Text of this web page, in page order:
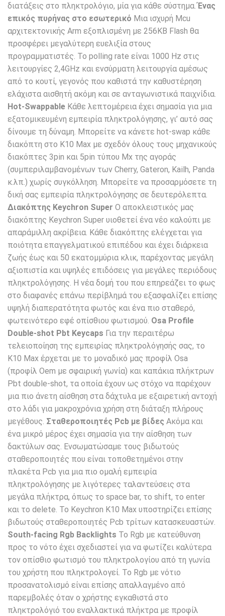
διατάξεις στο πληκτρολόγιο, μία για κάθε σύστημα.Ένας
επικός πυρήνας στο εσωτερικό Μια ισχυρή Mcu
αρχιτεκτονικής Arm εξοπλισμένη με 256KB Flash θα
προσφέρει μεγαλύτερη ευελιξία στους
προγραμματιστές. Το polling rate είναι 1000 Hz στις
λειτουργίες 2,4GHz και ενσύρματη λειτουργία αμέσως
από το κουτί, γεγονός που καθιστά την καθυστέρηση
ελάχιστα αισθητή ακόμη και σε ανταγωνιστικά παιχνίδια.
Hot-Swappable Κάθε λεπτομέρεια έχει σημασία για μια
εξατομικευμένη εμπειρία πληκτρολόγησης, γι’ αυτό σας
δίνουμε τη δύναμη. Μπορείτε να κάνετε hot-swap κάθε
διακόπτη στο K10 Max με σχεδόν όλους τους μηχανικούς
διακόπτες 3pin και 5pin τύπου Mx της αγοράς
(συμπεριλαμβανομένων των Cherry, Gateron, Kailh, Panda
κ.λπ.) χωρίς συγκόλληση. Μπορείτε να προσαρμόσετε τη
δική σας εμπειρία πληκτρολόγησης σε δευτερόλεπτα.
Διακόπτης Keychron Super Ο αποκλειστικός μας
διακόπτης Keychron Super υιοθετεί ένα νέο καλούπι με
απαράμιλλη ακρίβεια. Κάθε διακόπτης ελέγχεται για
ποιότητα επαγγελματικού επιπέδου και έχει διάρκεια
ζωής έως και 50 εκατομμύρια κλικ, παρέχοντας μεγάλη
αξιοπιστία και υψηλές επιδόσεις για μεγάλες περιόδους
πληκτρολόγησης. Η νέα δομή του που επηρεάζει το φως
στο διαφανές επάνω περίβλημά του εξασφαλίζει επίσης
υψηλή διαπερατότητα φωτός και ένα πιο σταθερό,
φωτεινότερο εφέ οπίσθιου φωτισμού. Osa Profile
Double-shot Pbt Keycaps Για την περαιτέρω
τελειοποίηση της εμπειρίας πληκτρολόγησής σας, το
K10 Max έρχεται με το μοναδικό μας προφίλ Osa
(προφίλ Oem με σφαιρική γωνία) και καπάκια πλήκτρων
Pbt double-shot, τα οποία έχουν ως στόχο να παρέχουν
μια πιο άνετη αίσθηση στα δάχτυλα με εξαιρετική αντοχή
στο λάδι για μακροχρόνια χρήση στη διάταξη πλήρους
μεγέθους. Σταθεροποιητές Pcb με βίδες Ακόμα και
ένα μικρό μέρος έχει σημασία για την αίσθηση των
δακτύλων σας. Ενσωματώσαμε τους βιδωτούς
σταθεροποιητές που είναι τοποθετημένοι στην
πλακέτα Pcb για μια πιο ομαλή εμπειρία
πληκτρολόγησης με λιγότερες ταλαντεύσεις στα
μεγάλα πλήκτρα, όπως το space bar, το shift, το enter
και το delete. Το Keychron K10 Max υποστηρίζει επίσης
βιδωτούς σταθεροποιητές Pcb τρίτων κατασκευαστών.
South-facing Rgb Backlights Το Rgb με κατεύθυνση
προς το νότο έχει σχεδιαστεί για να φωτίζει καλύτερα
τον οπίσθιο φωτισμό του πληκτρολογίου από τη γωνία
του χρήστη που πληκτρολογεί. Το Rgb με νότιο
προσανατολισμό είναι επίσης απαλλαγμένο από
παρεμβολές όταν ο χρήστης εγκαθιστά στο
πληκτρολόγιό του εναλλακτικά πλήκτρα με προφίλ